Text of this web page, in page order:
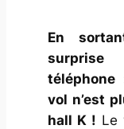
En
téléphone
vol n’est
hall K ! Le